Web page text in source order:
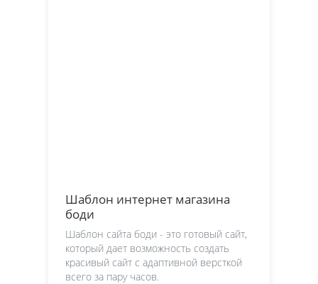
Шаблон интернет магазина
боди
Шаблон сайта боди - это готовый сайт,
который дает возможность создать
красивый сайт с адаптивной версткой
всего за пару часов.